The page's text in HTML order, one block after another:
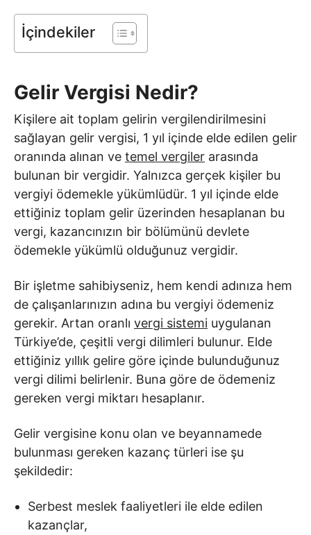
İçindekiler
Gelir Vergisi Nedir?
Kişilere ait toplam gelirin vergilendirilmesini
sağlayan gelir vergisi, 1 yıl içinde elde edilen gelir
oranında alınan ve temel vergiler arasında
bulunan bir vergidir. Yalnızca gerçek kişiler bu
vergiyi ödemekle yükümlüdür. 1 yıl içinde elde
ettiğiniz toplam gelir üzerinden hesaplanan bu
vergi, kazancınızın bir bölümünü devlete
ödemekle yükümlü olduğunuz vergidir.
Bir işletme sahibiyseniz, hem kendi adınıza hem
de çalışanlarınızın adına bu vergiyi ödemeniz
gerekir. Artan oranlı vergi sistemi uygulanan
Türkiye’de, çeşitli vergi dilimleri bulunur. Elde
ettiğiniz yıllık gelire göre içinde bulunduğunuz
vergi dilimi belirlenir. Buna göre de ödemeniz
gereken vergi miktarı hesaplanır.
Gelir vergisine konu olan ve beyannamede
bulunması gereken kazanç türleri ise şu
şekildedir:
Serbest meslek faaliyetleri ile elde edilen
kazançlar,